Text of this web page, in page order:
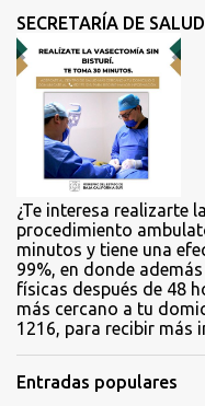
t
a
r
o
SECRETARÍA DE
¿Te interesa realizarte
procedimiento
minutos y tiene una
99%, en donde
físicas después de 48
más cercano a tu
1216, para recibir más
Entradas populares